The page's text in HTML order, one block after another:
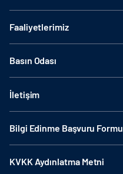
Faaliyetlerimiz
Basın Odası
İletişim
Bilgi Edinme Başvuru Formu
KVKK Aydınlatma Metni